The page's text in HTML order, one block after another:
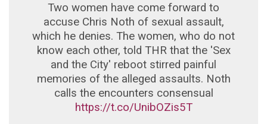
Two women have come forward to
accuse Chris Noth of sexual assault,
which he denies. The women, who do not
know each other, told THR that the 'Sex
and the City' reboot stirred painful
memories of the alleged assaults. Noth
calls the encounters consensual
https://t.co/UnibOZis5T